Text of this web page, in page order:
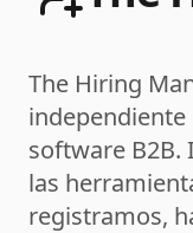
The Hiring
software B2B.
las
registramos,